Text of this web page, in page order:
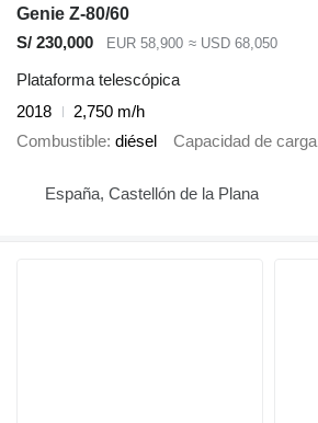
Genie Z-80/60
S/ 230,000
EUR 58,900 ≈ USD 68,050
Plataforma telescópica
2018
2,750 m/h
Combustible diésel Capacidad de carga
España, Castellón de la Plana